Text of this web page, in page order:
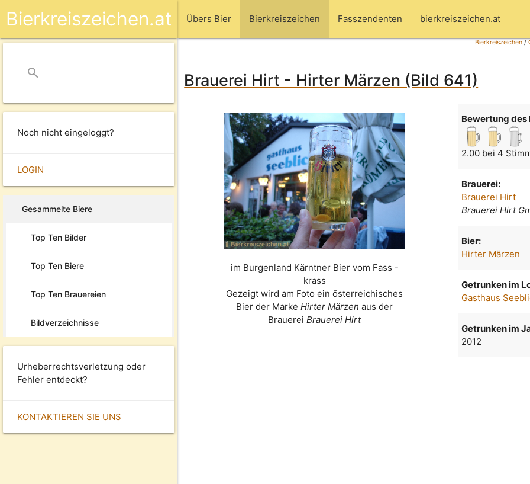
Übers Bier Bierkreiszeichen Fasszendenten bierkreiszeichen.at
Bierkreiszeichen.at
search
Noch nicht eingeloggt?
LOGIN
Gesammelte Biere
Top Ten Bilder
Top Ten Biere
Top Ten Brauereien
Bildverzeichnisse
Urheberrechtsverletzung oder
Fehler entdeckt?
KONTAKTIEREN SIE UNS
Bierkreiszeichen/
Brauerei Hirt - Hirter Märzen (Bild 641)
im Burgenland Kärntner Bier vom Fass -
krass
Gezeigt wird am Foto ein österreichisches
Bier der MarkeHirter Märzen aus der
BrauereiBrauerei Hirt
Bewertung des
2.00 bei 4
Brauerei:
Brauerei Hirt
Brauerei Hirt
Bier:
Hirter Märzen
Getrunken im
Gasthaus
Getrunken im
2012